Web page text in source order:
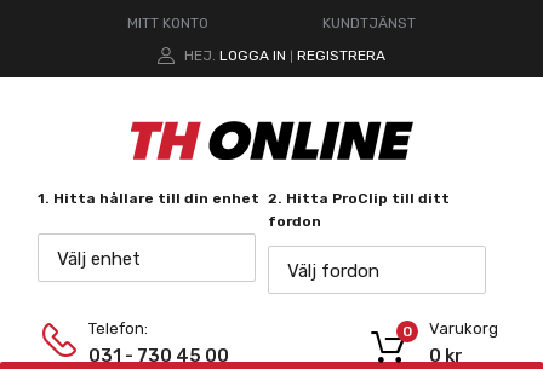
MITT KONTO
KUNDTJÄNST
HEJ. LOGGA IN REGISTRERA
1. Hitta hållare till din enhet
Välj enhet
2. Hitta ProClip till ditt
fordon
Välj fordon
Telefon:
031 - 730 45 00
Varukorg
0 kr
0